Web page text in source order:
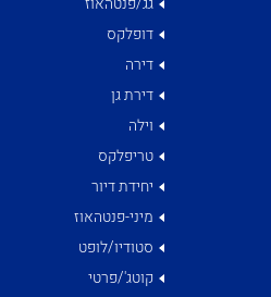
דופלקס
דירה
דירת גן
וילה
טריפלקס
יחידת דיור
מיני-פנטהאוז
סטודיו/לופט
קוטג'/פרטי